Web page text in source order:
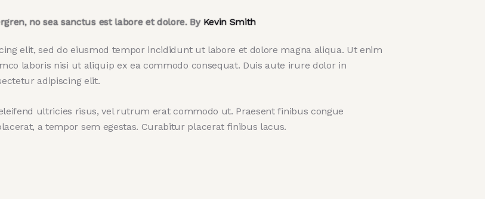
no sea sanctus est labore et dolore. By Kevin Smith
elit, sed do eiusmod tempor incididunt ut labore et dolore magna aliqua. Ut enim
laboris nisi ut aliquip ex ea commodo consequat. Duis aute irure dolor in
adipiscing elit.
ultricies risus, vel rutrum erat commodo ut. Praesent finibus congue
a tempor sem egestas. Curabitur placerat finibus lacus.